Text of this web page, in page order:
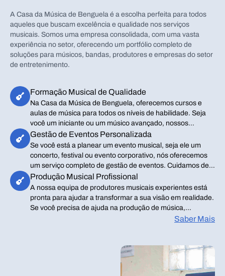
A Casa da Música de Benguela é a escolha perfeita para todos
aqueles que buscam excelência e qualidade nos serviços
musicais. Somos uma empresa consolidada, com uma vasta
experiência no setor, oferecendo um portfólio completo de
soluções para músicos, bandas, produtores e empresas do setor
de entretenimento.
Formação Musical de Qualidade
Na Casa da Música de Benguela, oferecemos cursos e
aulas de música para todos os níveis de habilidade. Seja
você um iniciante ou um músico avançado, nossos
professores experientes e qualificados são dedicados a
ajudar você a alcançar seu potencial máximo.
Gestão de Eventos Personalizada
Se você está a planear um evento musical, seja ele um
concerto, festival ou evento corporativo, nós oferecemos
um serviço completo de gestão de eventos. Cuidamos de
todos os detalhes, desde a organização até a execução,
garantindo uma experiência inesquecível para o público e
os participantes.
Produção Musical Profissional
A nossa equipa de produtores musicais experientes está
pronta para ajudar a transformar a sua visão em realidade.
Se você precisa de ajuda na produção de música,
gravação de álbuns ou desenvolvimento de novosSaber Mais